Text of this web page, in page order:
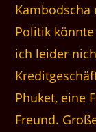
Politik
ich leider
Phuket, eine
Freund.